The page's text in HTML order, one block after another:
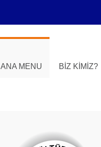
ANA MENU BIZ KIMIZ?